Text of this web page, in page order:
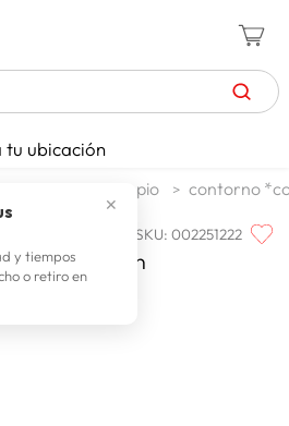
tu ubicación
✕
y tiempos
o retiro en
cosmeticos propio contorno
SKU:002251222
Multifungtion